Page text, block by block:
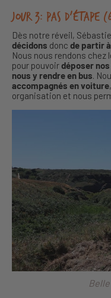
Jour 3: pas d’étape
Dès notre réveil,
décidons donc de partir
Nous nous rendons
pour pouvoirdéposer
nous y rendre en bus.
accompagnés en voiture
organisation et nous